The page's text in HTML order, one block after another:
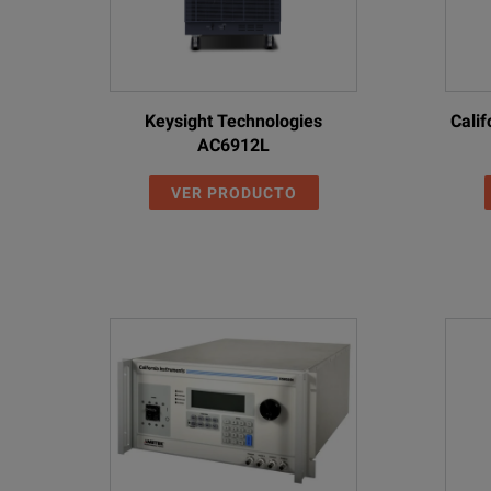
Keysight Technologies
AC6912L
VER PRODUCTO